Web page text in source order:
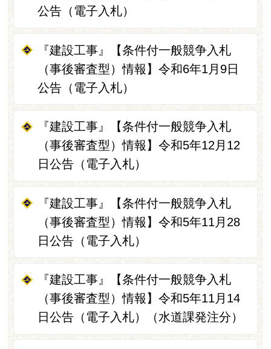
公告（電子入札）
『建設工事』【条件付一般競争入札
（事後審査型）情報】令和6年1月9日
公告（電子入札）
『建設工事』【条件付一般競争入札
（事後審査型）情報】令和5年12月12
日公告（電子入札）
『建設工事』【条件付一般競争入札
（事後審査型）情報】令和5年11月28
日公告（電子入札）
『建設工事』【条件付一般競争入札
（事後審査型）情報】令和5年11月14
日公告（電子入札）（水道課発注分）